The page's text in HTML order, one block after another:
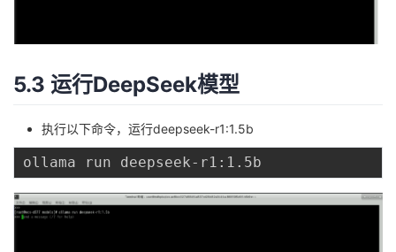
5.3 运行DeepSeek模型
执行以下命令，运行deepseek-r1:1.5b